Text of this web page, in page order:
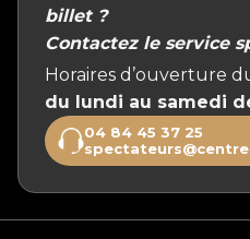
billet ?
Contactez le service
Horaires d’ouverture
du lundi au samedi
04 84 45 37 25